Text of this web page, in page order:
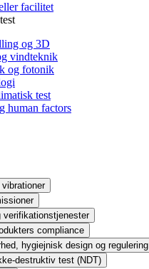
facilitet
og 3D
vindteknik
og fotonik
test
human factors
verifikationstjenester
compliance
hygiejnisk design og regulering
destruktiv test (NDT)